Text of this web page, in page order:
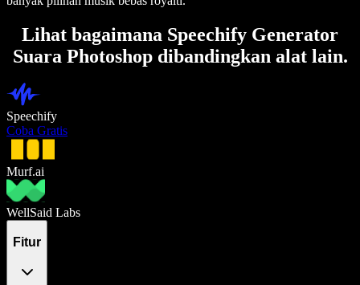
Lihat bagaimana Speechify Generator
Suara Photoshop dibandingkan alat lain.
Speechify
Coba Gratis
Murf.ai
WellSaid Labs
Fitur